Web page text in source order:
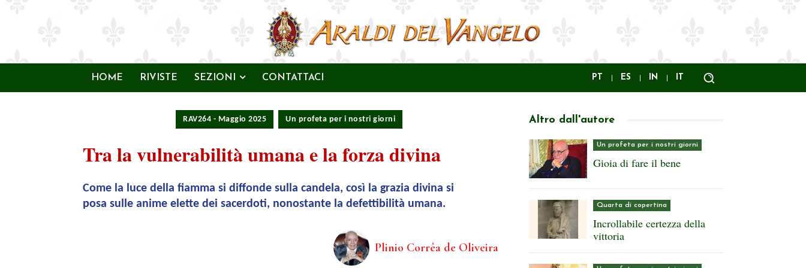
HOME RIVISTE SEZIONI CONTATTACI PT ES IN IT
RAV264 - Maggio 2025 Un profeta per i nostri giorni
Tra la vulnerabilità umana e la forza divina
Come la luce della fiamma si diffonde sulla candela, così la grazia divina si
posa sulle anime elette dei sacerdoti, nonostante la defettibilità umana.
Plinio Corrêa de Oliveira
Altro dall'autore
Un profeta per i nostri giorni
Gioia di fare il bene
Quarta di copertina
Incrollabile certezza della
vittoria